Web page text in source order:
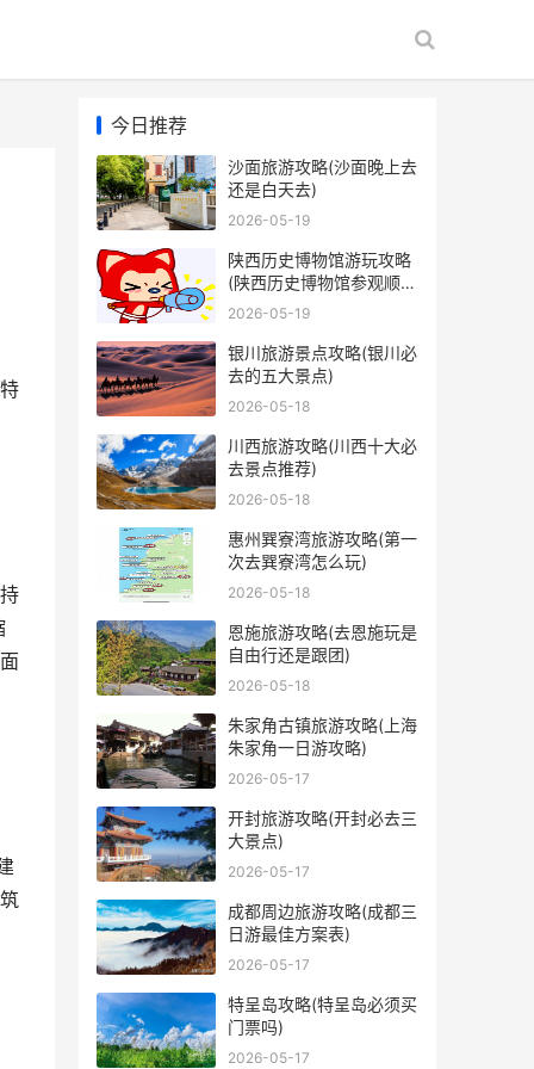
今日推荐
沙面旅游攻略(沙面晚上去
还是白天去)
2026-05-19
陕西历史博物馆游玩攻略
(陕西历史博物馆参观顺
序)
2026-05-19
银川旅游景点攻略(银川必
去的五大景点)
2026-05-18
川西旅游攻略(川西十大必
去景点推荐)
2026-05-18
惠州巽寮湾旅游攻略(第一
次去巽寮湾怎么玩)
2026-05-18
恩施旅游攻略(去恩施玩是
自由行还是跟团)
2026-05-18
朱家角古镇旅游攻略(上海
朱家角一日游攻略)
2026-05-17
开封旅游攻略(开封必去三
大景点)
2026-05-17
成都周边旅游攻略(成都三
日游最佳方案表)
2026-05-17
特呈岛攻略(特呈岛必须买
门票吗)
2026-05-17